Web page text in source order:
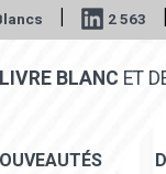
| 2 563 |
LIVRE BLANC ET